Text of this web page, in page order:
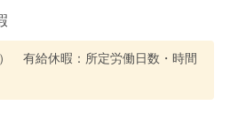
有給休暇：所定労働日数・時間